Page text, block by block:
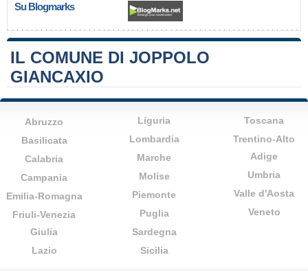
Su Blogmarks
IL COMUNE DI JOPPOLO
GIANCAXIO
Abruzzo
Basilicata
Calabria
Campania
Emilia-Romagna
Friuli-Venezia
Giulia
Lazio
Liguria
Lombardia
Marche
Molise
Piemonte
Puglia
Sardegna
Sicilia
Toscana
Trentino-Alto
Adige
Umbria
Valle d'Aosta
Veneto